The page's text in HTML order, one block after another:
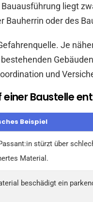
liegt
Bauherrin oder des
Je
und
einer Baustelle
Beispiel
stürzt über
Material.
beschädigt ein